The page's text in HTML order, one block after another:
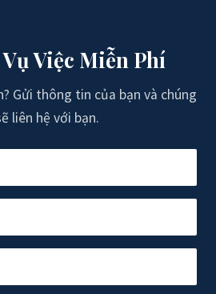
Việc Miễn Phí
Gửi thông tin của bạn và chúng
liên hệ với bạn.